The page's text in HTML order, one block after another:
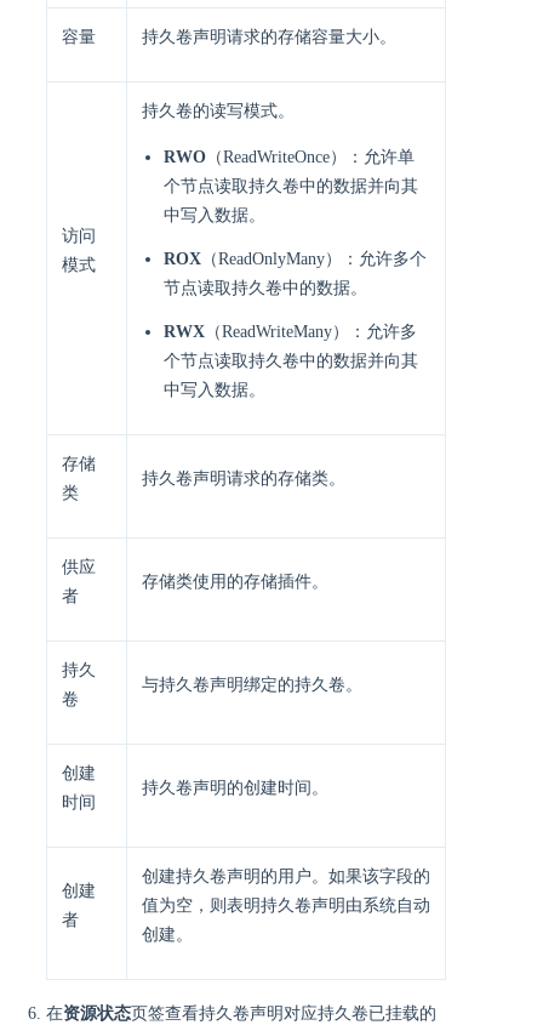
容量 持久卷声明请求的存储容量大小。
访问
模式
持久卷的读写模式。
RWO （ReadWriteOnce）：允许单
个节点读取持久卷中的数据并向其
中写入数据。
ROX （ReadOnlyMany）：允许多个
节点读取持久卷中的数据。
RWX （ReadWriteMany）：允许多
个节点读取持久卷中的数据并向其
中写入数据。
存储
类
持久卷声明请求的存储类。
供应
者
存储类使用的存储插件。
持久
卷
与持久卷声明绑定的持久卷。
创建
时间
持久卷声明的创建时间。
创建
者
创建持久卷声明的用户。如果该字段的
值为空，则表明持久卷声明由系统自动
创建。
在资源状态页签查看持久卷声明对应持久卷已挂载的